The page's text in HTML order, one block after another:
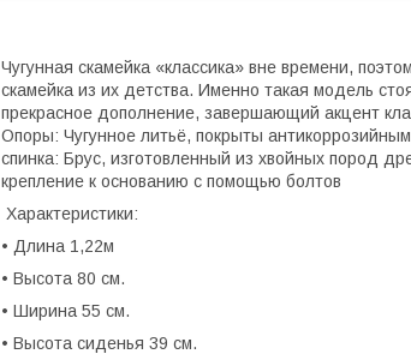
Чугунная скамейка «классика» вне времени,
скамейка из их детства. Именно такая модель
прекрасное дополнение, завершающий акцент
Опоры: Чугунное литьё, покрыты
спинка: Брус, изготовленный из хвойных пород
крепление к основанию с помощью болтов
Характеристики:
• Длина 1,22м
• Высота 80 см.
• Ширина 55 см.
• Высота сиденья 39 см.